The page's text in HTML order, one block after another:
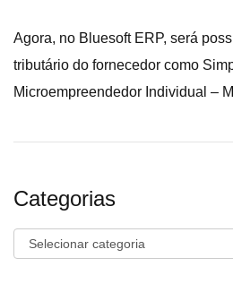
Agora, no Bluesoft ERP, será
tributário do fornecedor como
Microempreendedor Individual –
Categorias
Categorias